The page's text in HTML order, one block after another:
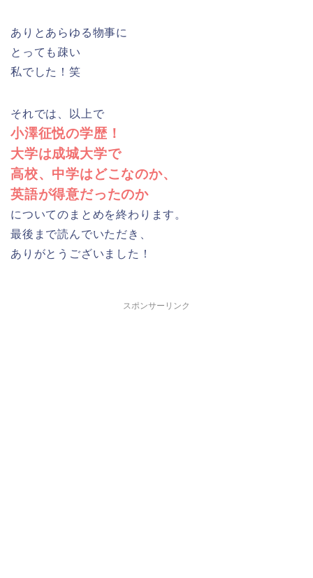
ありとあらゆる物事に
とっても疎い
私でした！笑
それでは、以上で
小澤征悦の学歴！
大学は成城大学で
高校、中学はどこなのか、
英語が得意だったのか
についてのまとめを終わります。
最後まで読んでいただき、
ありがとうございました！
スポンサーリンク